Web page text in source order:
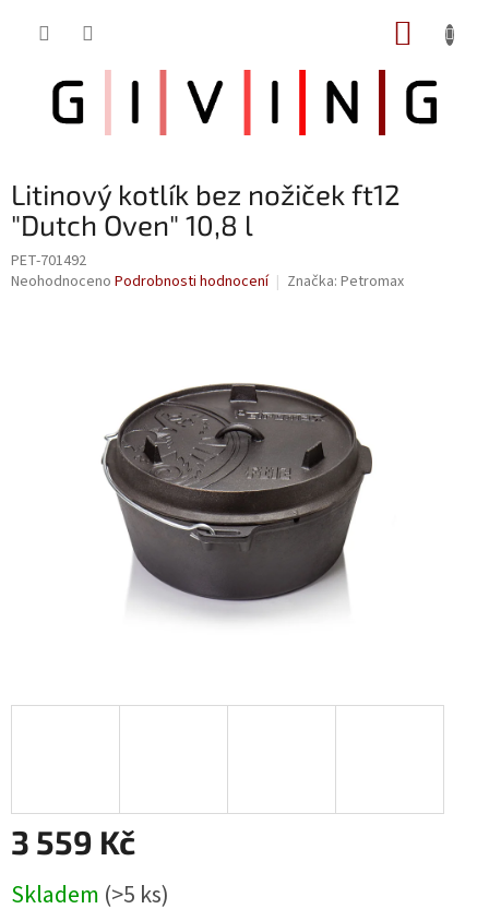
Litinový kotlík bez nožiček ft12
"Dutch Oven" 10,8 l
PET-701492
Průměrné
Neohodnoceno Podrobnosti hodnocení Značka: Petromax
3 559 Kč
cena:
Skladem (>5 ks)